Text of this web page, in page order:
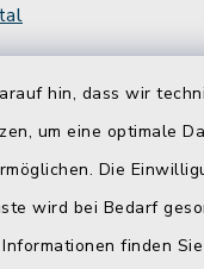
hin, dass wir
um eine optimale
Die
wird bei Bedarf
finden
Barrierefreiheit